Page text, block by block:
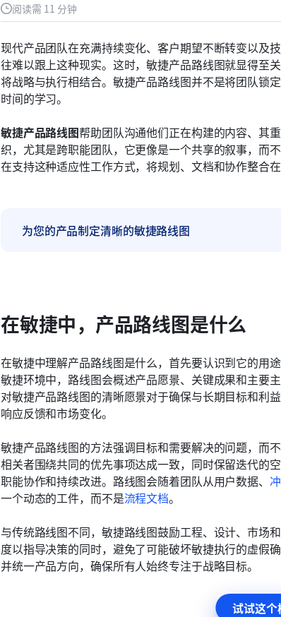
阅读需 11 分钟
现代产品团队在充满持续变化、客户期望不断转变以及
往难以跟上这种现实。这时，敏捷产品路线图就显得至
将战略与执行相结合。敏捷产品路线图并不是将团队锁
时间的学习。
敏捷产品路线图帮助团队沟通他们正在构建的内容、其
织，尤其是跨职能团队，它更像是一个共享的叙事，而
在支持这种适应性工作方式，将规划、文档和协作整合在
为您的产品制定清晰的敏捷路线图
在敏捷中，产品路线图是什么
在敏捷中理解产品路线图是什么，首先要认识到它的用
敏捷环境中，路线图会概述产品愿景、关键成果和主要
对敏捷产品路线图的清晰愿景对于确保与长期目标和利
响应反馈和市场变化。
敏捷产品路线图的方法强调目标和需要解决的问题，而
相关者围绕共同的优先事项达成一致，同时保留迭代的
职能协作和持续改进。路线图会随着团队从用户数据、
一个动态的工件，而不是流程文档。
与传统路线图不同，敏捷路线图鼓励工程、设计、市场
度以指导决策的同时，避免了可能破坏敏捷执行的虚假
并统一产品方向，确保所有人始终专注于战略目标。
试试这个